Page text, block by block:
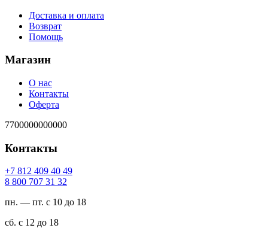
Доставка и оплата
Возврат
Помощь
Магазин
О нас
Контакты
Оферта
7700000000000
Контакты
94 04 904 218 7+
23 13 707 008 8
пн. — пт. с 10 до 18
сб. с 12 до 18